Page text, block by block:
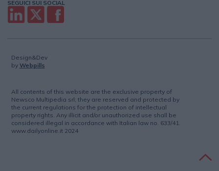
SEGUICI SUI SOCIAL
Design&Dev
by Webpills
All contents of this website are the exclusive property of
Newsco Multipedia srl; they are reserved and protected by
the current regulations for the protection of intellectual
property rights. Any illicit and/or unauthorized use shall be
considered illegal in accordance with Italian law no. 633/41.
www.dailyonline.it 2024